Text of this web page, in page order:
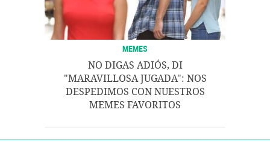
MEMES
NO DIGAS ADIÓS, DI
"MARAVILLOSA JUGADA": NOS
DESPEDIMOS CON NUESTROS
MEMES FAVORITOS